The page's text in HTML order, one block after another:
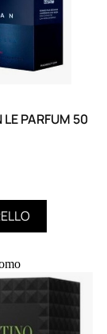
Profumi
PARFUM 50